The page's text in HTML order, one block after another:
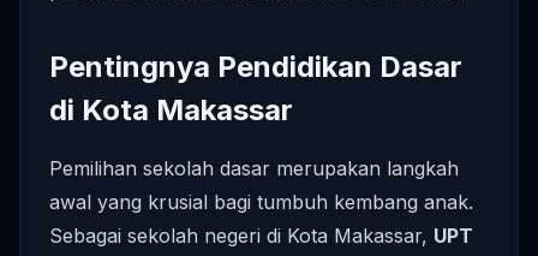
Pentingnya Pendidikan Dasar
di Kota Makassar
Pemilihan sekolah dasar merupakan langkah
awal yang krusial bagi tumbuh kembang anak.
Sebagai sekolah negeri di Kota Makassar, UPT